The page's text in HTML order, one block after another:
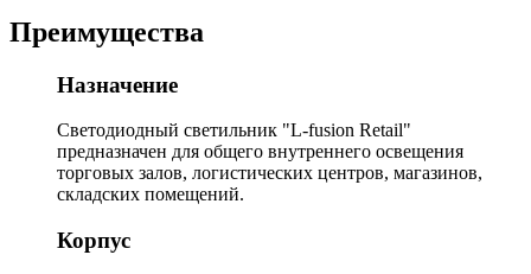
Преимущества
Назначение
Светодиодный светильник "L-fusion Retail"
предназначен для общего внутреннего освещения
торговых залов, логистических центров, магазинов,
складских помещений.
Корпус